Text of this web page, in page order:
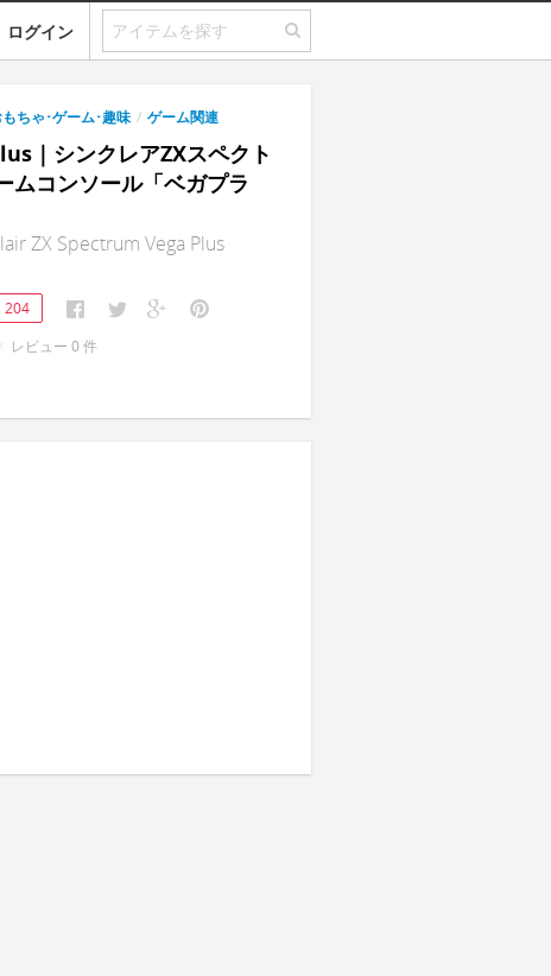
ログイン
もちゃ･ゲーム･趣味 / ゲーム関連
｜シンクレアZXスペクト
ムコンソール「ベガプラ
ZX Spectrum Vega Plus
204
レビュー 0 件